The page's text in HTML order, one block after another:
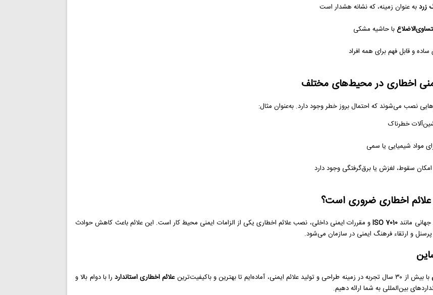
زردبه عنوان زمینه، که نشانه هشدار است
با حاشیه مشکی
ساده و قابل فهم برای همه افراد
اخطاری در محیط‌های مختلف
نصب می‌شوند که احتمال بروز خطر وجود دارد. به‌عنوان مثال:
خطرناک
مواد شیمیایی یا سمی
سقوط، لغزش یا برق‌گرفتگی وجود دارد
علائم اخطاری ضروری است؟
مانند ISO 7010و مقررات ایمنی داخلی، نصب علائم اخطاری یکی از الزامات ایمنی محیط کار است. این علائم باعث کاهش حوادث
و ارتقاء فرهنگ ایمنی در سازمان می‌شود.
با بیش از ۳۰ سال تجربه در زمینه طراحی و تولید علائم ایمنی، آماده‌ایم تا بهترین و باکیفیت‌ترین علائم اخطاری استانداردرا با دوام بالا و
بین‌المللی به شما ارائه دهیم.